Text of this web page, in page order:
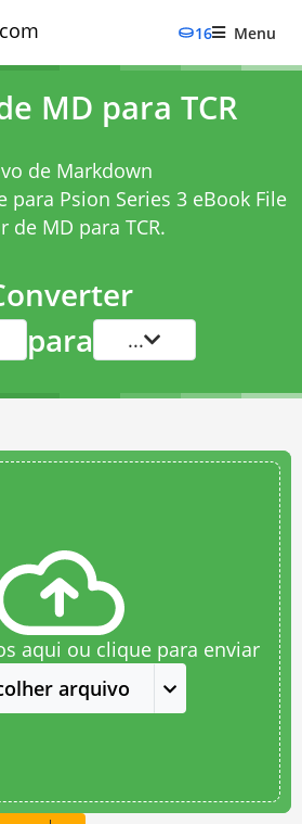
16 Menu
MD para TCR
de Markdown
para Psion Series 3 eBook File
de MD para TCR.
para ...
aqui ou clique para enviar
arquivo